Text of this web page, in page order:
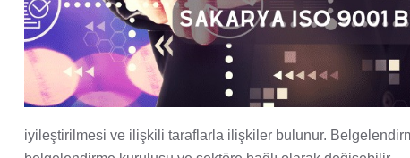
iyileştirilmesi ve ilişkili taraflarla ilişkiler bulunur.